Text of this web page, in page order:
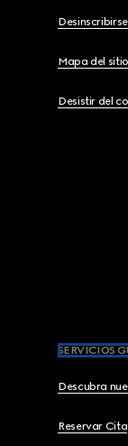
Mapa del sitio
Desistir del
SERVICIOS
Descubra
Reservar Cita